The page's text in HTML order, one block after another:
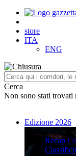
store
ITA
ENG
Cerca
Non sono stati trovati
Edizione 2026
Edizione
Recap